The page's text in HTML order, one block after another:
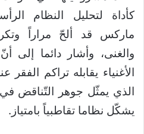
كأداة لتحليل النظام
ماركس قد ألحّ مراراً
والغنى، وأشار دائما إلى
الأغنياء يقابله تراكم الفقر
الذي يمثّل جوهر التّناقض
يشكّل نظاما تقاطبياً بامتياز.